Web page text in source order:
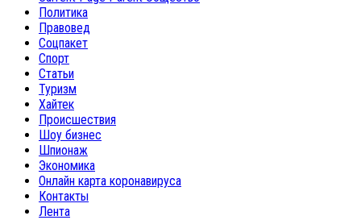
Политика
Правовед
Соцпакет
Спорт
Статьи
Туризм
Хайтек
Происшествия
Шоу бизнес
Шпионаж
Экономика
Онлайн карта коронавируса
Контакты
Лента